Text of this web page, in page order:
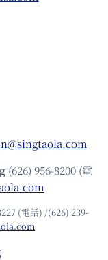
(626) 956-8200 (電
(電話) /(626) 239-